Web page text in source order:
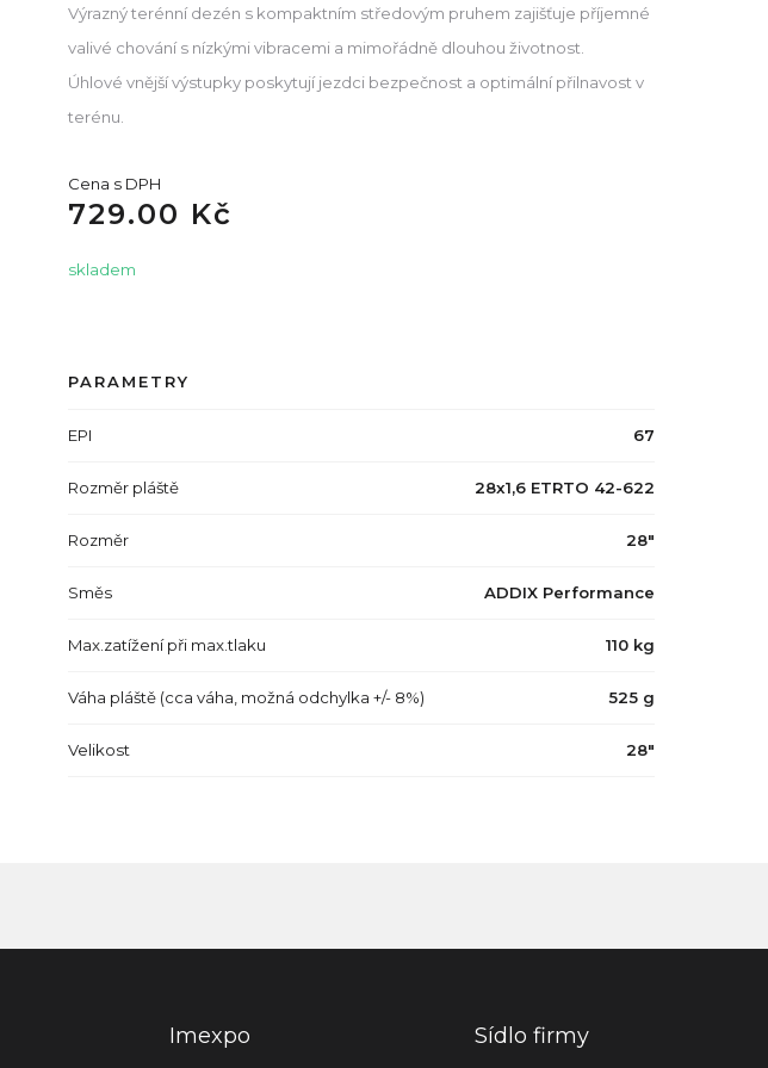
Výrazný terénní dezén s kompaktním středovým pruhem zajišťuje příjemné
valivé chování s nízkými vibracemi a mimořádně dlouhou životnost.
Úhlové vnější výstupky poskytují jezdci bezpečnost a optimální přilnavost v
terénu.
Cena s DPH
729.00 Kč
skladem
PARAMETRY
EPI 67
Rozměr pláště 28x1,6 ETRTO 42-622
Rozměr 28"
Směs ADDIX Performance
Max.zatížení při max.tlaku 110 kg
Váha pláště (cca váha, možná odchylka +/- 8%) 525 g
Velikost 28"
Imexpo Sídlo firmy